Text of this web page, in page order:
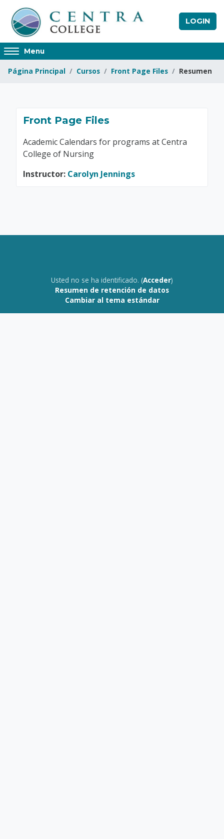
Saltar al contenido principal
LOGIN
Access
hidden
sidebar
Menu
Página Principal Cursos Front Page Files Resumen
Front Page Files
Front Page Files
Academic Calendars for programs at Centra
College of Nursing
Instructor: Carolyn Jennings
Usted no se ha identificado. (Acceder)
Resumen de retención de datos
Cambiar al tema estándar